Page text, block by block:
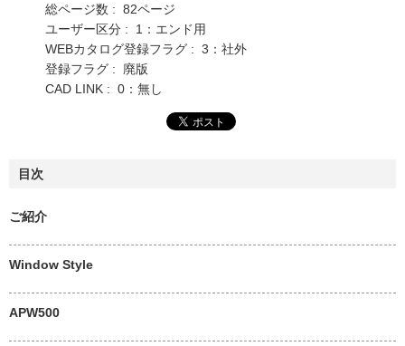
総ページ数 : 82ページ
ユーザー区分 : 1：エンド用
WEBカタログ登録フラグ : 3：社外
登録フラグ : 廃版
CAD LINK : 0：無し
目次
ご紹介
Window Style
APW500